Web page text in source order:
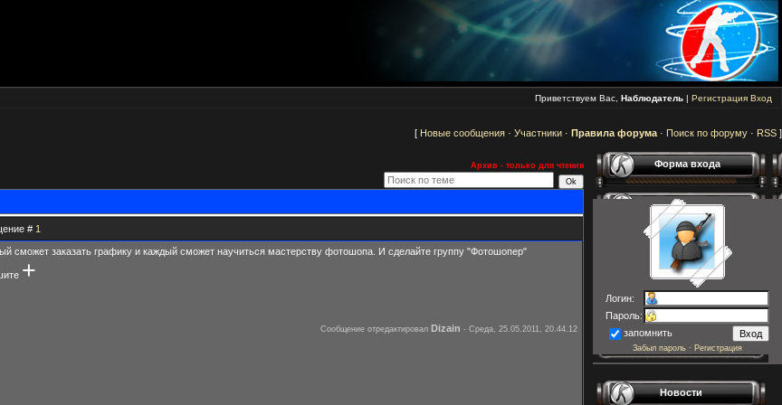
Приветствуем Вас, Наблюдатель | Регистрация Вход
[ Новые сообщения · Участники · Правила форума · Поиск по форуму · RSS ]
Архив - только для чтения
# 1
сможет заказать графику и каждый сможет научиться мастерству фотошопа. И сделайте группу "Фотошопер"
+
Сообщение отредактировал Dizain - Среда, 25.05.2011, 20.44.12
Форма входа
Логин:
Пароль:
запомнить
Забыл пароль · Регистрация
Новости